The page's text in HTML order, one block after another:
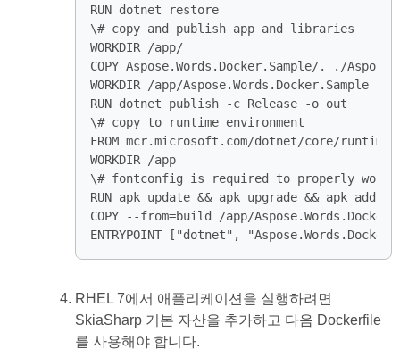
RUN dotnet restore
WORKDIR /app/
WORKDIR /app/Aspose.Words.Docker.Sample
WORKDIR /app
ENTRYPOINT ["dotnet",
RHEL 7에서 애플리케이션을 실행하려면
SkiaSharp 기본 자산을 추가하고 다음 Dockerfile
를 사용해야 합니다.